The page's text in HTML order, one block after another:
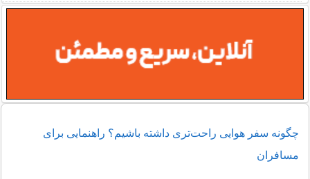
چگونه سفر هوایی راحت‌تری داشته باشیم؟ راهنمایی برای
مسافران